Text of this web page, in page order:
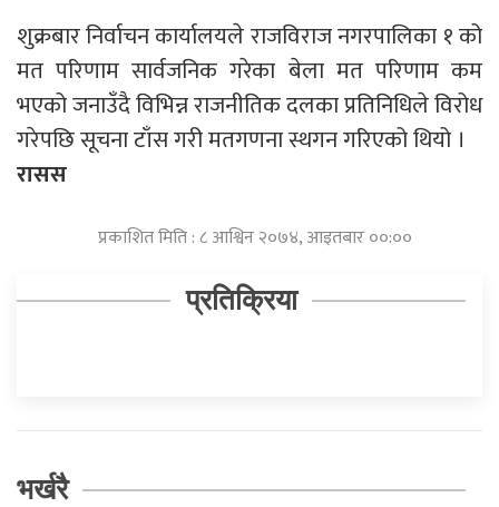
शुक्रबार निर्वाचन कार्यालयले राजविराज नगरपालिका १ को
मत परिणाम सार्वजनिक गरेका बेला मत परिणाम कम
भएको जनाउँदै विभिन्न राजनीतिक दलका प्रतिनिधिले विरोध
गरेपछि सूचना टाँस गरी मतगणना स्थगन गरिएको थियो ।
रासस
प्रकाशित मिति : ८ आश्विन २०७४, आइतबार ००:००
प्रतिक्रिया
भर्खरै